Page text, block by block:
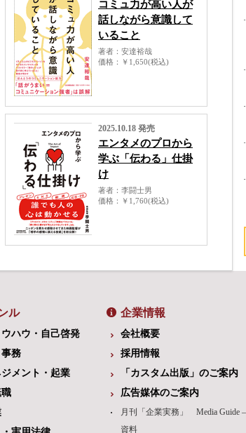
コミュ力が高い人が
話しながら意識して
いること
著者
安達裕哉
価格
￥1,650(税込)
2025.10.18 発売
エンタメのプロから
学ぶ「伝わる」仕掛
け
著者
李闘士男
価格
￥1,760(税込)
ル
ハウ・自己啓発
務
メント・起業
企業情報
会社概要
採用情報
「カスタム出版」のご案内
広告媒体のご案内
月刊「企業実務」 Media Guide
資料